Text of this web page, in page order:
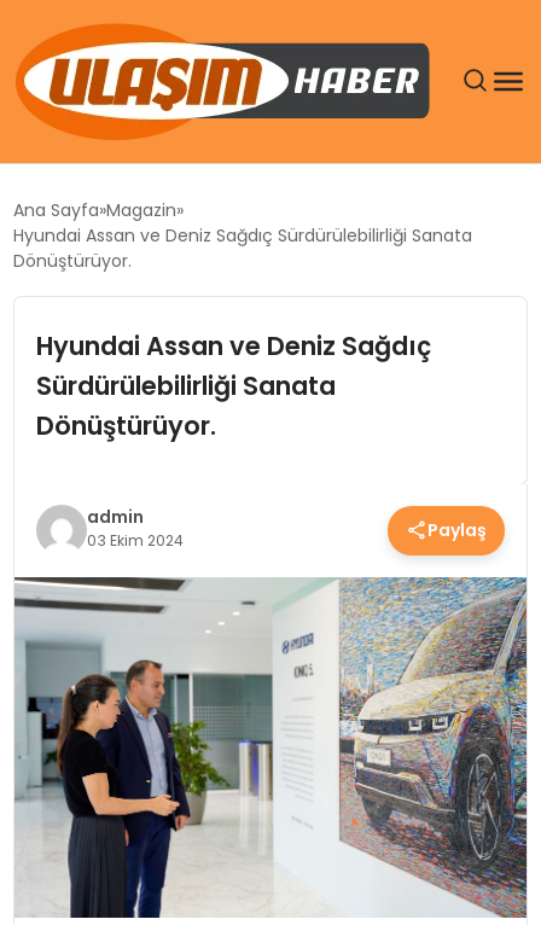
SIYASET
EKONOMI
TEKNOLOJI
SAĞLIK
YAŞAM
Ana Sayfa Magazin
Hyundai Assan ve Deniz Sağdıç Sürdürülebilirliği Sanata
Dönüştürüyor.
Hyundai Assan ve Deniz Sağdıç
Sürdürülebilirliği Sanata
Dönüştürüyor.
admin
03 Ekim 2024 Paylaş